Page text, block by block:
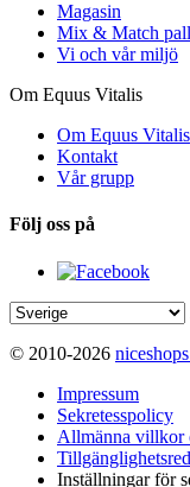
Magasin
Mix & Match
Vi och vår miljö
Om Equus Vitalis
Om Equus Vitalis
Kontakt
Vår grupp
Följ oss på
© 2010-2026
Impressum
Sekretesspolicy
Allmänna villkor
Inställningar för